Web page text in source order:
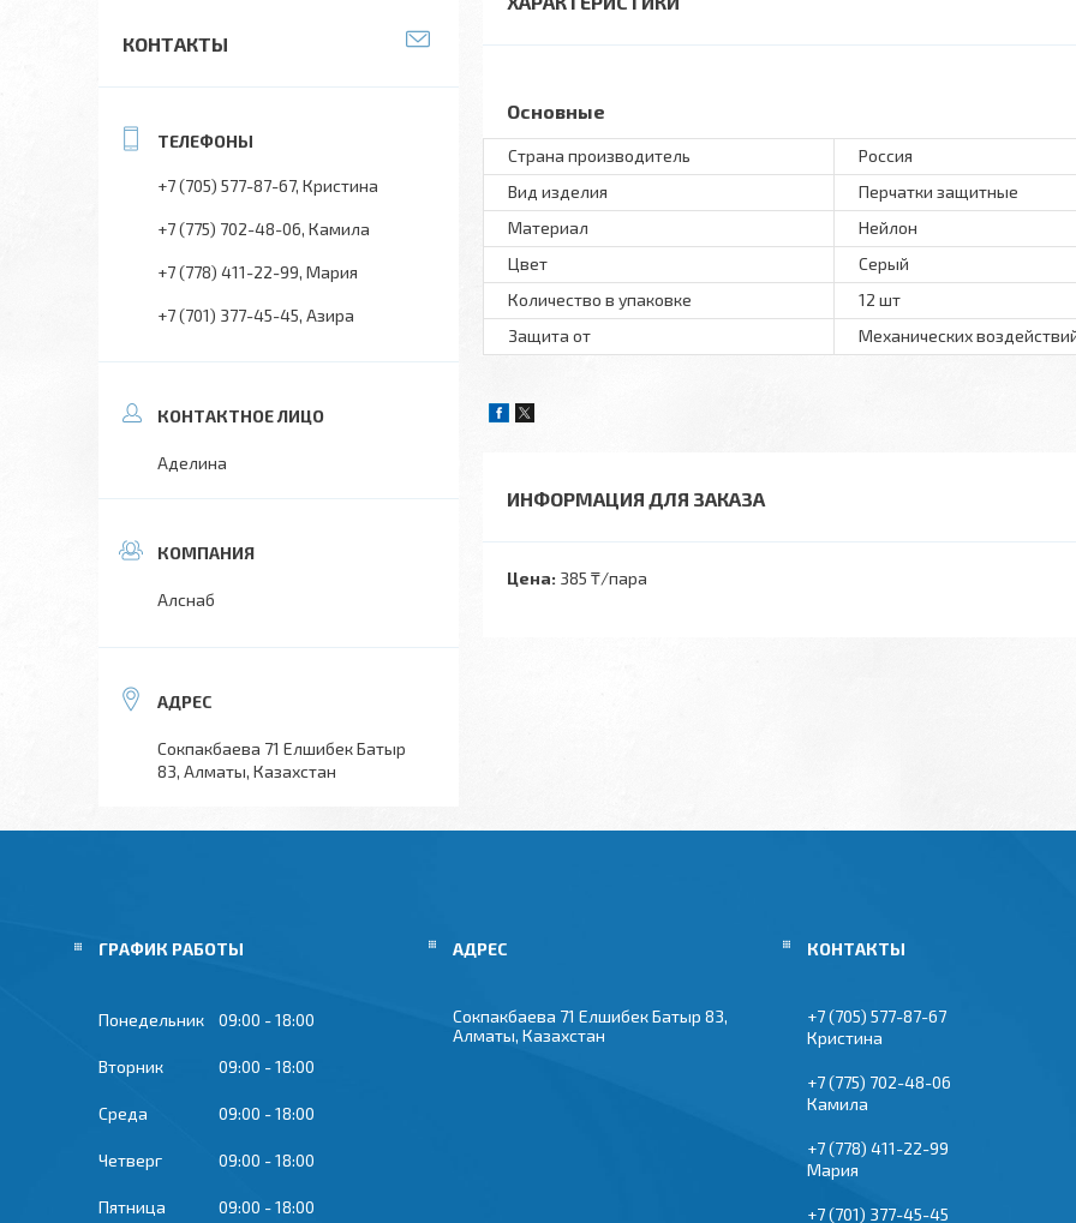
Основные
Страна производитель
Россия
Вид изделия
Перчатки защитные
Материал
Нейлон
Цвет
Серый
Количество в упаковке
12 шт
Защита от
Механических
ИНФОРМАЦИЯ ДЛЯ ЗАКАЗА
Цена: 385 ₸/пара
КОНТАКТЫ
+7 (705) 577-87-67 Кристина
+7 (775) 702-48-06 Камила
+7 (778) 411-22-99 Мария
+7 (701) 377-45-45 Азира
Аделина
Алснаб
Сокпакбаева 71 Елшибек Батыр
83, Алматы, Казахстан
ГРАФИК РАБОТЫ
Понедельник 09:00 18:00
Вторник 09:00 18:00
Среда 09:00 18:00
Четверг 09:00 18:00
Пятница 09:00 18:00
Сокпакбаева 71 Елшибек Батыр 83,
Алматы, Казахстан
+7 (705) 577-87-67
Кристина
+7 (775) 702-48-06
Камила
+7 (778) 411-22-99
Мария
+7 (701) 377-45-45